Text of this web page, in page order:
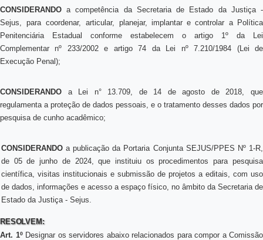
CONSIDERANDO a competência da Secretaria de Estado da Justiça -
Sejus, para coordenar, articular, planejar,
implantar e controlar a Política
Penitenciária Estadual conforme estabelecem o artigo 1º da Lei
Complementar nº 233/2002 e artigo 74 da Lei nº 7.210/1984 (Lei de
Execução Penal);
CONSIDERANDO a Lei n° 13.709, de 14 de agosto de 2018, que
regulamenta a proteção de dados pessoais, e o tratamento desses dados por
pesquisa de cunho acadêmico;
CONSIDERANDOa publicação da Portaria Conjunta SEJUS/PPES Nº 1-R,
de 05 de junho de 2024, que instituiu os procedimentos para pesquisa
científica, visitas institucionais e submissão de projetos a editais, com uso
de dados, informações e acesso a espaço físico, no âmbito da Secretaria de
Estado da Justiça - Sejus.
RESOLVEM:
Art. 1ºDesignar os servidores abaixo relacionados para compor a Comissão